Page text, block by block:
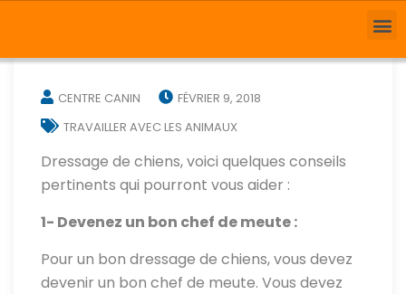
CENTRE CANIN
FÉVRIER 9, 2018
TRAVAILLER AVEC LES ANIMAUX
Dressage de chiens, voici quelques conseils
pertinents qui pourront vous aider :
1- Devenez un bon chef de meute :
Pour un bon dressage de chiens, vous devez
devenir un bon chef de meute. Vous devez